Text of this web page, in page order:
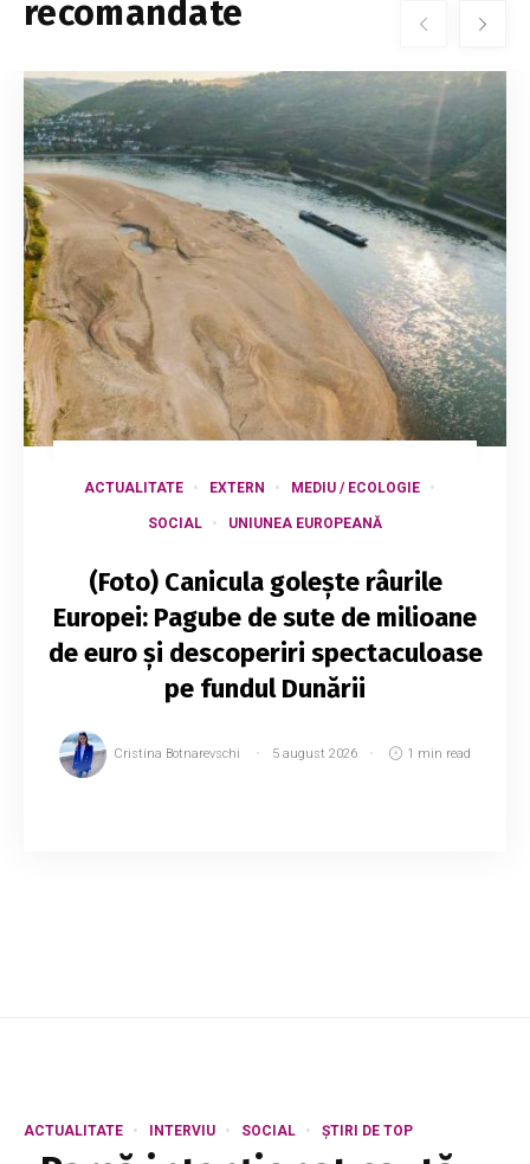
recomandate
ACTUALITATE EXTERN MEDIU / ECOLOGIE
SOCIAL UNIUNEA EUROPEANĂ
(Foto) Canicula golește râurile
Europei: Pagube de sute de milioane
de euro și descoperiri spectaculoase
pe fundul Dunării
Cristina Botnarevschi 5 august 2026 1 min read
ACTUALITATE INTERVIU SOCIAL ȘTIRI DE TOP